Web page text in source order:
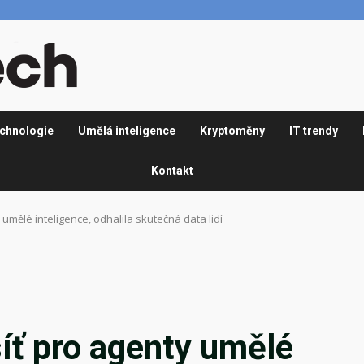
Umělá inteligence Kryptoměny IT trendy
Kontakt
inteligence, odhalila skutečná data lidí
pro agenty umělé